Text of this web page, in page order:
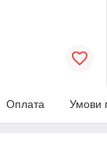
Оплата Умови